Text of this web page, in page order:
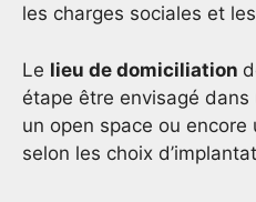
les charges sociales et
Le lieu de domiciliation
étape être envisagé
un open space ou encore
selon les choix